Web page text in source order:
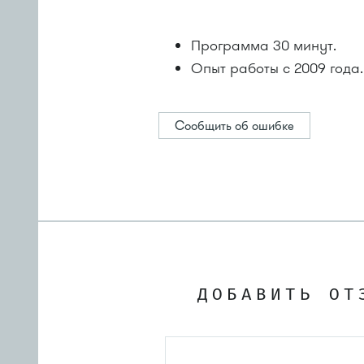
Программа 30 минут.
Опыт работы с 2009 года.
Сообщить об ошибке
ДОБАВИТЬ